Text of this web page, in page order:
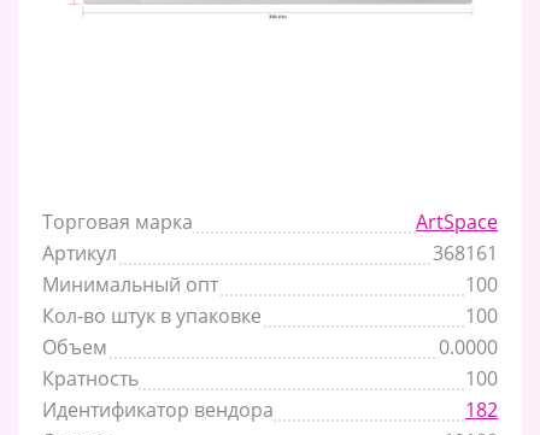
Торговая марка
ArtSpace
Артикул
368161
Минимальный опт
100
Кол-во штук в упаковке
100
Объем
0.0000
Кратность
100
Идентификатор вендора
182